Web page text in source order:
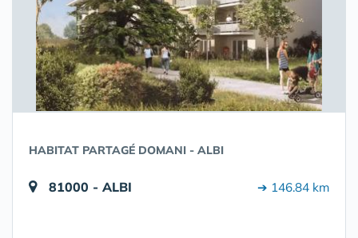
HABITAT PARTAGÉ DOMANI - ALBI
81000 - ALBI ➔ 146.84 km